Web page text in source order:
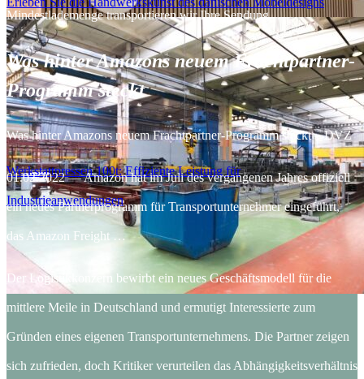
Werkstattpressen 100t: Effiziente Leistung für
Industrieanwendungen
Mindestlademenge transportieren wir Ihre Sendung …
Was hinter Amazons neuem Frachtpartner-
Programm steckt
Was hinter Amazons neuem Frachtpartner-Programm steckt – DVZ
01.02.2022 — Amazon hat im Juli des vergangenen Jahres offiziell
ein neues Partnerprogramm für Transportunternehmer eingeführt,
das Amazon Freight …
Der Logistikkonzern bewirbt ein neues Geschäftsmodell für die
mittlere Meile in Deutschland und ­ermutigt Interessierte zum
Gründen eines eigenen Transportunternehmens. Die Partner zeigen
sich zufrieden, doch Kritiker verurteilen das Abhängigkeitsverhältnis